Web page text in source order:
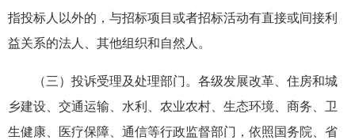
指投标人以外的，与招标项目或者招标活动有直接或间接利
益关系的法人、其他组织和自然人。
（三）投诉受理及处理部门。各级发展改革、住房和城
乡建设、交通运输、水利、农业农村、生态环境、商务、卫
生健康、医疗保障、通信等行政监督部门，依照国务院、省